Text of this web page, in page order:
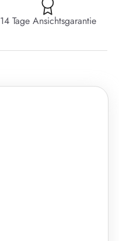
14 Tage Ansichtsgarantie